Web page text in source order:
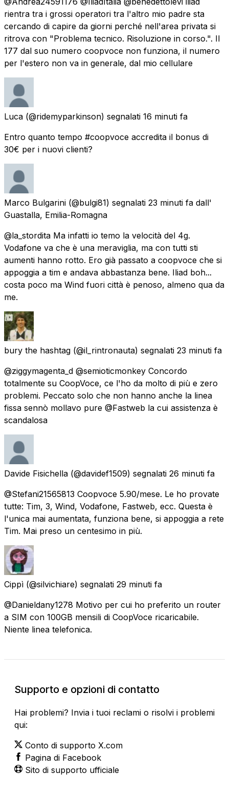
rientra tra i grossi operatori tra l'altro mio padre sta
cercando di capire da giorni perché nell'area privata si
ritrova con "Problema tecnico. Risoluzione in corso.". Il
177 dal suo numero coopvoce non funziona, il numero
per l'estero non va in generale, dal mio cellulare
Luca (@ridemyparkinson) segnalati 16 minuti fa
Entro quanto tempo #coopvoce accredita il bonus di
30€ per i nuovi clienti?
Marco Bulgarini (@bulgi81) segnalati 23 minuti fa dall'
Guastalla, Emilia-Romagna
@la_stordita Ma infatti io temo la velocità del 4g.
Vodafone va che è una meraviglia, ma con tutti sti
aumenti hanno rotto. Ero già passato a coopvoce che si
appoggia a tim e andava abbastanza bene. Iliad boh...
costa poco ma Wind fuori città è penoso, almeno qua da
me.
bury the hashtag (@il_rintronauta) segnalati 23 minuti fa
@ziggymagenta_d @semioticmonkey Concordo
totalmente su CoopVoce, ce l'ho da molto di più e zero
problemi. Peccato solo che non hanno anche la linea
fissa sennò mollavo pure @Fastweb la cui assistenza è
scandalosa
Davide Fisichella (@davidef1509) segnalati 26 minuti fa
@Stefani21565813 Coopvoce 5.90/mese. Le ho provate
tutte: Tim, 3, Wind, Vodafone, Fastweb, ecc. Questa è
l'unica mai aumentata, funziona bene, si appoggia a rete
Tim. Mai preso un centesimo in più.
Cippì (@silvichiare) segnalati 29 minuti fa
@Danieldany1278 Motivo per cui ho preferito un router
a SIM con 100GB mensili di CoopVoce ricaricabile.
Niente linea telefonica.
Supporto e opzioni di contatto
Hai problemi? Invia i tuoi reclami o risolvi i problemi
qui:
Conto di supporto X.com
Pagina di Facebook
Sito di supporto ufficiale